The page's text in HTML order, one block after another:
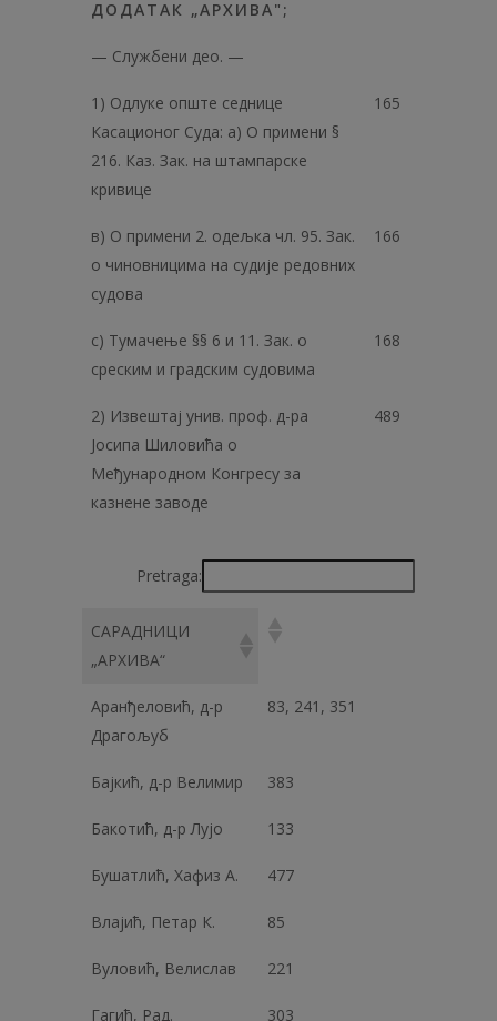
ДОДАТАК „АРХИВА";
— Службени део. —
1) Одлуке опште седнице
Касационог Суда: а) О примени §
216. Каз. Зак. на штампарске
кривице
165
в) О примени 2. одељка чл. 95. Зак.
о чиновницима на судије редовних
судова
166
с) Тумачење §§ 6 и 11. Зак. о
среским и градским судовима
168
2) Извештај унив. проф. д-ра
Јосипа Шиловића о
Међународном Конгресу за
казнене заводе
489
Pretraga:
САРАДНИЦИ
„АРХИВА“
Аранђеловић, д-р
Драгољуб
83, 241, 351
Бајкић, д-р Велимир 383
Бакотић, д-р Лујо 133
Бушатлић, Хафиз А. 477
Влајић, Петар К. 85
Вуловић, Велислав 221
Гагић, Рад. 303